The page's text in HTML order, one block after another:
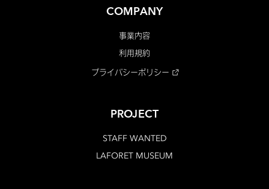
COMPANY
事業内容
利用規約
プライバシーポリシー
PROJECT
STAFF WANTED
LAFORET MUSEUM